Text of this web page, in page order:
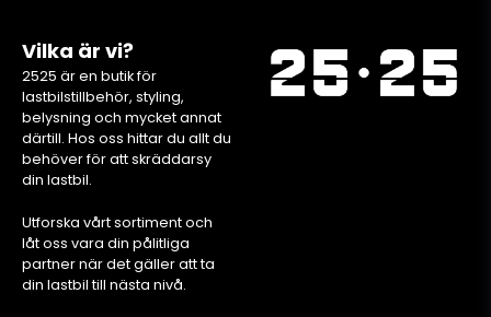
Vilka är vi?
2525 är en butik för
lastbilstillbehör, styling,
belysning och mycket annat
därtill. Hos oss hittar du allt du
behöver för att skräddarsy
din lastbil.
Utforska vårt sortiment och
låt oss vara din pålitliga
partner när det gäller att ta
din lastbil till nästa nivå.